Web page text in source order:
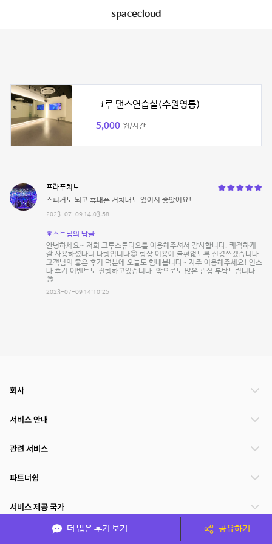
spacecloud
크루 댄스연습실(수원영통)
5,000 원/시간
프라푸치노
스피커도 되고 휴대폰 거치대도 있어서 좋았어요!
2023-07-09 14:03:58
호스트님의 답글
안녕하세요~ 저희 크루스튜디오를 이용해주셔서 감사합니다. 쾌적하게
잘 사용하셨다니 다행입니다😊 항상 이용에 불편없도록 신경쓰겠습니다.
고객님의 좋은 후기 덕분에 오늘도 힘내봅니다~ 자주 이용해주세요! 인스
타 후기 이벤트도 진행하고있습니다 .앞으로도 많은 관심 부탁드립니다
😍
2023-07-09 14:10:25
더 많은 후기 보기 공유하기
회사
서비스 안내
관련 서비스
파트너쉽
서비스 제공 국가